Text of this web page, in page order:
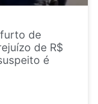
de
de R$
é